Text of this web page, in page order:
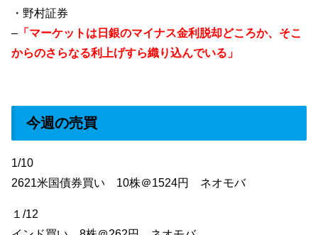
・野村証券
– 「マーケットは日銀のマイナス金利脱却どころか、そこ
からのさらなる利上げすら織り込んでいる」
今週の売買
1/10
2621米国債券買い 10株＠1524円 ネオモバ
１/12